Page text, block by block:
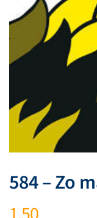
584 – Zo